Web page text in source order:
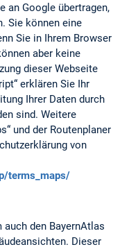
an Google übertragen,
Sie können eine
Sie in Ihrem Browser
aber keine
dieser Webseite
erklären Sie Ihr
Ihrer Daten durch
sind. Weitere
und der Routenplaner
von
terms_maps/
den BayernAtlas
Dieser